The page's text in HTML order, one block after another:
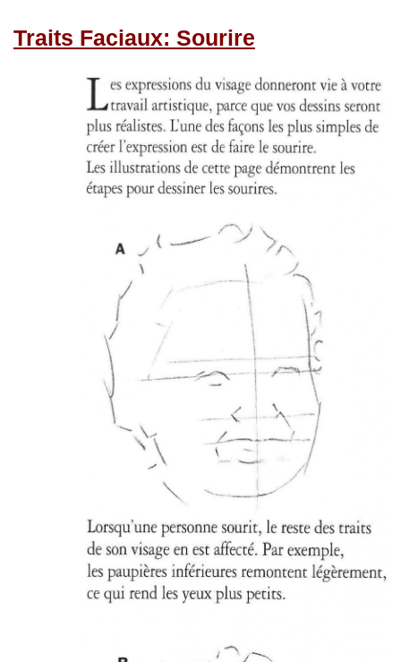
Traits Faciaux: Sourire